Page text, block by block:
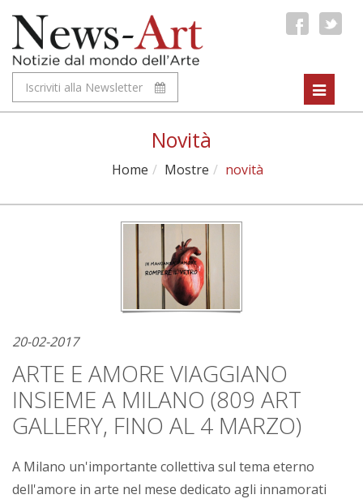
Iscriviti alla Newsletter
Toggle
Novità
Home Mostre novità
20-02-2017
ARTE E AMORE VIAGGIANO
INSIEME A MILANO (809 ART
GALLERY, FINO AL 4 MARZO)
A Milano un'importante collettiva sul tema eterno
dell'amore in arte nel mese dedicato agli innamorati